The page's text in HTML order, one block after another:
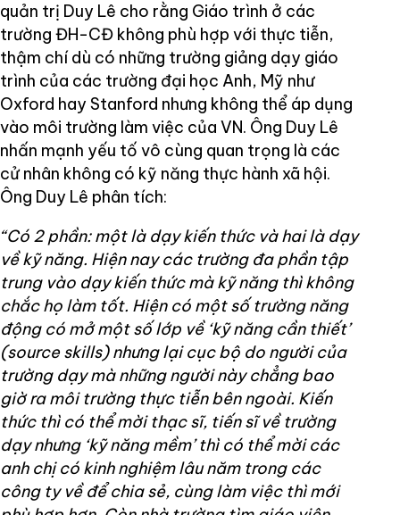
quản trị Duy Lê cho rằng Giáo trình ở các
trường ĐH-CĐ không phù hợp với thực tiễn,
thậm chí dù có những trường giảng dạy giáo
trình của các trường đại học Anh, Mỹ như
Oxford hay Stanford nhưng không thể áp dụng
vào môi trường làm việc của VN. Ông Duy Lê
nhấn mạnh yếu tố vô cùng quan trọng là các
cử nhân không có kỹ năng thực hành xã hội.
Ông Duy Lê phân tích:
“Có 2 phần: một là dạy kiến thức và hai là dạy
về kỹ năng. Hiện nay các trường đa phần tập
trung vào dạy kiến thức mà kỹ năng thì không
chắc họ làm tốt. Hiện có một số trường năng
động có mở một số lớp về ‘kỹ năng cần thiết’
(source skills) nhưng lại cục bộ do người của
trường dạy mà những người này chẳng bao
giờ ra môi trường thực tiễn bên ngoài. Kiến
thức thì có thể mời thạc sĩ, tiến sĩ về trường
dạy nhưng ‘kỹ năng mềm’ thì có thể mời các
anh chị có kinh nghiệm lâu năm trong các
công ty về để chia sẻ, cùng làm việc thì mới